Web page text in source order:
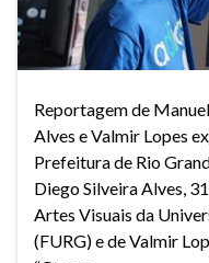
Reportagem de
Alves e Valmir Lopes
Prefeitura de Rio
Diego Silveira Alves,
Artes Visuais da
(FURG) e de Valmir